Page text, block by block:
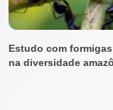
Estudo com
na diversidade